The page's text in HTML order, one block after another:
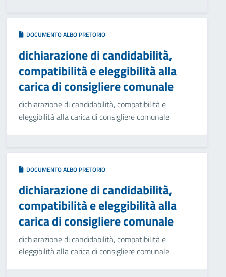
DOCUMENTO ALBO PRETORIO
dichiarazione di candidabilità,
compatibilità e eleggibilità alla
carica di consigliere comunale
dichiarazione di candidabilità, compatibilità e
eleggibilità alla carica di consigliere comunale
DOCUMENTO ALBO PRETORIO
dichiarazione di candidabilità,
compatibilità e eleggibilità alla
carica di consigliere comunale
dichiarazione di candidabilità, compatibilità e
eleggibilità alla carica di consigliere comunale